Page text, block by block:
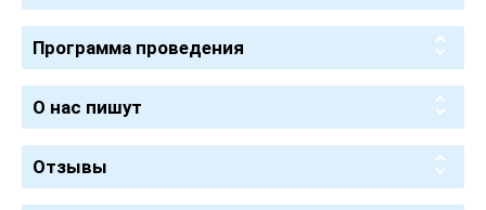
Программа проведения
О нас пишут
Отзывы